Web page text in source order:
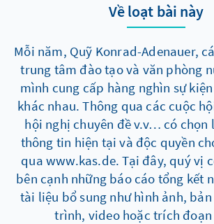
Về loạt bài này
Mỗi năm, Quỹ Konrad-Adenauer,
trung tâm đào tạo và văn phòng
mình cung cấp hàng nghìn sự
khác nhau. Thông qua các cuộc
hội nghị chuyên đề v.v… có chọn
thông tin hiện tại và độc quyền
qua www.kas.de. Tại đây, quý vị
bên cạnh những báo cáo tổng kết
tài liệu bổ sung như hình ảnh,
trình, video hoặc trích